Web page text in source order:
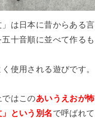
」は日本に昔からある
十音順に並べて作るも
使用される遊びです。
ではこのあいうえおが
」という別名 で呼ばれ